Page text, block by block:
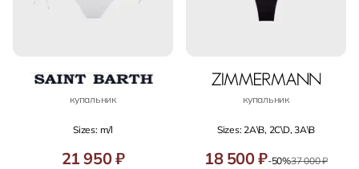
купальник
Sizes: m/l
21 950 ₽
купальник
Sizes: 2A\B, 2C\D, 3A\B
18 500 ₽-50%37 000 ₽